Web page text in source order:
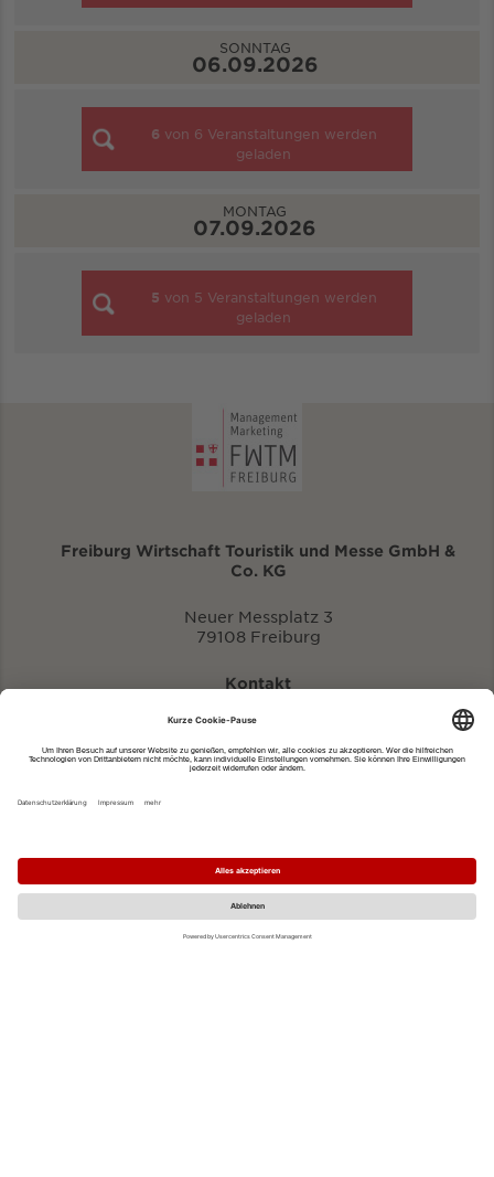
SONNTAG
06.09.2026
6 von 6 Veranstaltungen werden
geladen
MONTAG
07.09.2026
5 von 5 Veranstaltungen werden
geladen
Freiburg Wirtschaft Touristik und Messe GmbH &
Co. KG
Neuer Messplatz 3
79108 Freiburg
Kontakt
eventportal@fwtm.de
Impressum